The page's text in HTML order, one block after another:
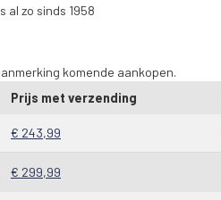
zo sinds 1958
komende aankopen.
Prijs met verzending
€ 243,99
€ 299,99